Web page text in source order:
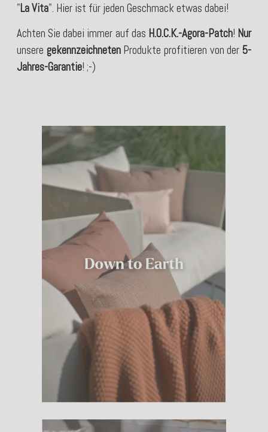
"La Vita". Hier ist für jeden Geschmack etwas dabei!
Achten Sie dabei immer auf das H.O.C.K.-Agora-Patch! Nur
unsere gekennzeichnetenProdukte profitieren von der5-
Jahres-Garantie! ;-)